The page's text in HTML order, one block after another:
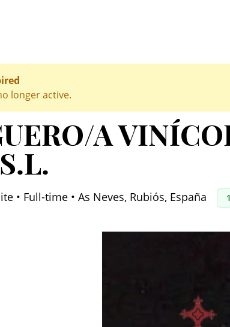
longer active.
A
• Full-time • As Neves, Rubiós, España